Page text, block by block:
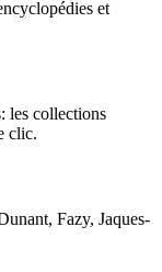
et
les collections
clic.
Fazy, Jaques-